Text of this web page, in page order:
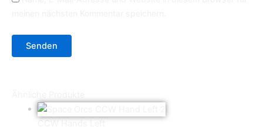
CCW Hands Left